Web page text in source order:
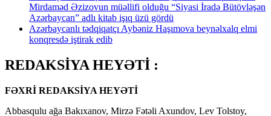
Mirdaməd Əzizovun müəllifi olduğu “Siyasi İradə Bütövləşən
Azərbaycan” adlı kitab işıq üzü gördü
Azərbaycanlı tədqiqatçı Aybəniz Haşımova beynəlxalq elmi
konqresdə iştirak edib
REDAKSİYA HEYƏTİ :
FƏXRİ REDAKSİYA HEYƏTİ
Abbasqulu ağa Bakıxanov, Mirzə Fətəli Axundov, Lev Tolstoy,